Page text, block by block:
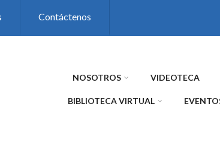
Contáctenos
NOSOTROS VIDEOTECA
BIBLIOTECA VIRTUAL